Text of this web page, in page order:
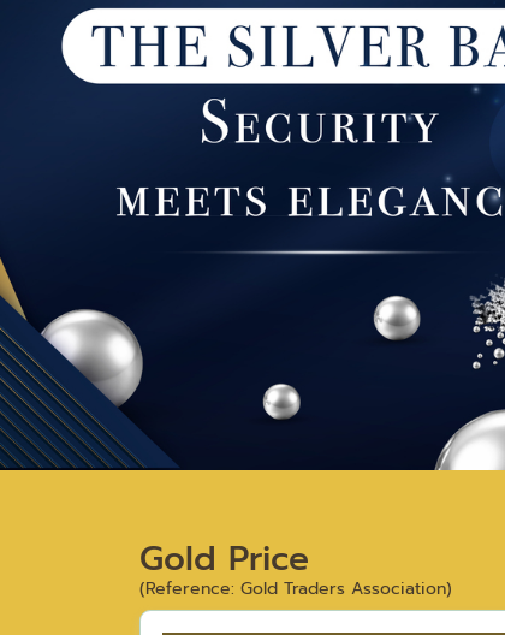
Gold Price
(Reference: Gold Traders Association)